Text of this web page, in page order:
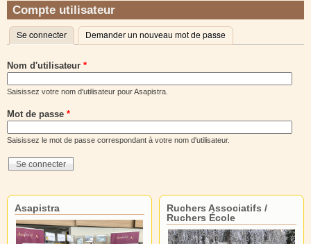
Compte utilisateur
Onglets principaux
Se connecter (onglet actif)
Demander un nouveau mot de passe
Nom d'utilisateur *
Saisissez votre nom d'utilisateur pour Asapistra.
Mot de passe *
Saisissez le mot de passe correspondant à votre nom d'utilisateur.
Asapistra
Ruchers Associatifs /
Ruchers École